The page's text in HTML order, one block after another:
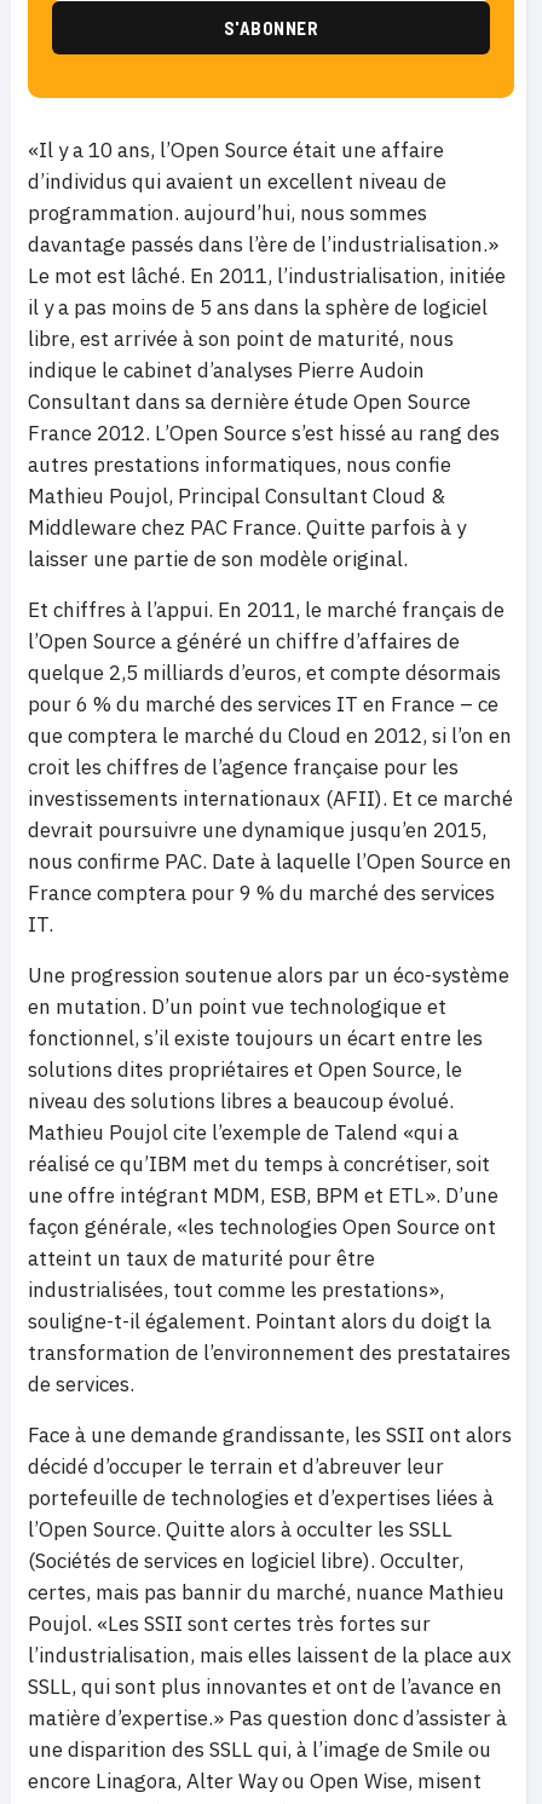
«Il y a 10 ans, l’Open Source était une affaire
d’individus qui avaient un excellent niveau de
programmation. aujourd’hui, nous sommes
davantage passés dans l’ère de l’industrialisation.»
Le mot est lâché. En 2011, l’industrialisation, initiée
il y a pas moins de 5 ans dans la sphère de logiciel
libre, est arrivée à son point de maturité, nous
indique le cabinet d’analyses Pierre Audoin
Consultant dans sa dernière étude Open Source
France 2012. L’Open Source s’est hissé au rang des
autres prestations informatiques, nous confie
Mathieu Poujol, Principal Consultant Cloud &
Middleware chez PAC France. Quitte parfois à y
laisser une partie de son modèle original.
Et chiffres à l’appui. En 2011, le marché français de
l’Open Source a généré un chiffre d’affaires de
quelque 2,5 milliards d’euros, et compte désormais
pour 6 % du marché des services IT en France – ce
que comptera le marché du Cloud en 2012, si l’on en
croit les chiffres de l’agence française pour les
investissements internationaux (AFII). Et ce marché
devrait poursuivre une dynamique jusqu’en 2015,
nous confirme PAC. Date à laquelle l’Open Source en
France comptera pour 9 % du marché des services
IT.
Une progression soutenue alors par un éco-système
en mutation. D’un point vue technologique et
fonctionnel, s’il existe toujours un écart entre les
solutions dites propriétaires et Open Source, le
niveau des solutions libres a beaucoup évolué.
Mathieu Poujol cite l’exemple de Talend «qui a
réalisé ce qu’IBM met du temps à concrétiser, soit
une offre intégrant MDM, ESB, BPM et ETL». D’une
façon générale, «les technologies Open Source ont
atteint un taux de maturité pour être
industrialisées, tout comme les prestations»,
souligne-t-il également. Pointant alors du doigt la
transformation de l’environnement des prestataires
de services.
Face à une demande grandissante, les SSII ont alors
décidé d’occuper le terrain et d’abreuver leur
portefeuille de technologies et d’expertises liées à
l’Open Source. Quitte alors à occulter les SSLL
(Sociétés de services en logiciel libre). Occulter,
certes, mais pas bannir du marché, nuance Mathieu
Poujol. «Les SSII sont certes très fortes sur
l’industrialisation, mais elles laissent de la place aux
SSLL, qui sont plus innovantes et ont de l’avance en
matière d’expertise.» Pas question donc d’assister à
une disparition des SSLL qui, à l’image de Smile ou
encore Linagora, Alter Way ou Open Wise, misent